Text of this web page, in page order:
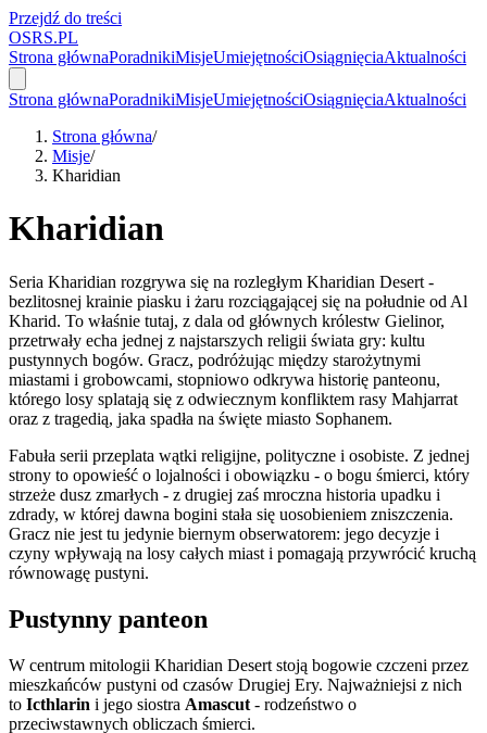
Przejdź do treści
OSRS.PL
Strona głównaPoradnikiMisjeUmiejętnościOsiągnięciaAktualności
Strona głównaPoradnikiMisjeUmiejętnościOsiągnięciaAktualności
Strona główna/
Misje/
Kharidian
Kharidian
Seria Kharidian rozgrywa się na rozległym Kharidian Desert -
bezlitosnej krainie piasku i żaru rozciągającej się na południe od Al
Kharid. To właśnie tutaj, z dala od głównych królestw Gielinor,
przetrwały echa jednej z najstarszych religii świata gry: kultu
pustynnych bogów. Gracz, podróżując między starożytnymi
miastami i grobowcami, stopniowo odkrywa historię panteonu,
którego losy splatają się z odwiecznym konfliktem rasy Mahjarrat
oraz z tragedią, jaka spadła na święte miasto Sophanem.
Fabuła serii przeplata wątki religijne, polityczne i osobiste. Z jednej
strony to opowieść o lojalności i obowiązku - o bogu śmierci, który
strzeże dusz zmarłych - z drugiej zaś mroczna historia upadku i
zdrady, w której dawna bogini stała się uosobieniem zniszczenia.
Gracz nie jest tu jedynie biernym obserwatorem: jego decyzje i
czyny wpływają na losy całych miast i pomagają przywrócić kruchą
równowagę pustyni.
Pustynny panteon
W centrum mitologii Kharidian Desert stoją bogowie czczeni przez
mieszkańców pustyni od czasów Drugiej Ery. Najważniejsi z nich
to Icthlarin i jego siostra Amascut - rodzeństwo o
przeciwstawnych obliczach śmierci.